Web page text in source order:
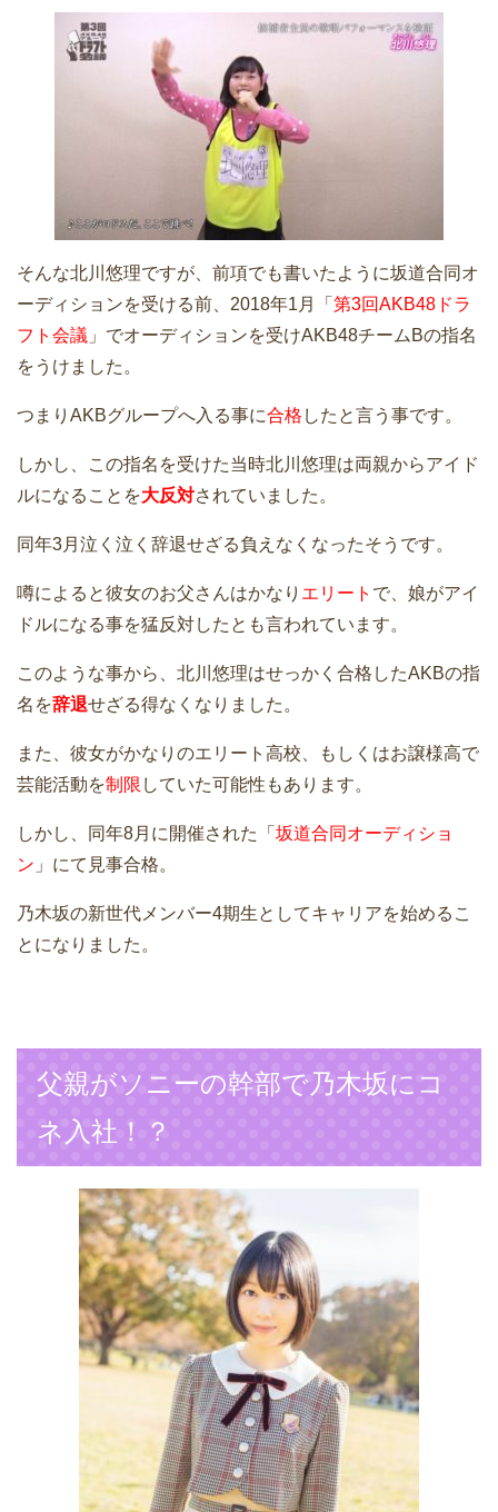
そんな北川悠理ですが、前項でも書いたように坂道合同オ
ーディションを受ける前、2018年1月「 第3回AKB48ドラ
フト会議 」でオーディションを受けAKB48チームBの指名
をうけました。
つまりAKBグループへ入る事に合格 したと言う事です。
しかし、この指名を受けた当時北川悠理は両親からアイド
ルになることを大反対されていました。
同年3月泣く泣く辞退せざる負えなくなったそうです。
噂によると彼女のお父さんはかなり エリート で、娘がアイ
ドルになる事を猛反対したとも言われています。
このような事から、北川悠理はせっかく合格したAKBの指
名を辞退せざる得なくなりました。
また、彼女がかなりのエリート高校、もしくはお譲様高で
芸能活動を制限 していた可能性もあります。
しかし、同年8月に開催された「 坂道合同オーディショ
ン 」にて見事合格。
乃木坂の新世代メンバー4期生としてキャリアを始めるこ
とになりました。
父親がソニーの幹部で乃木坂にコ
ネ入社！？